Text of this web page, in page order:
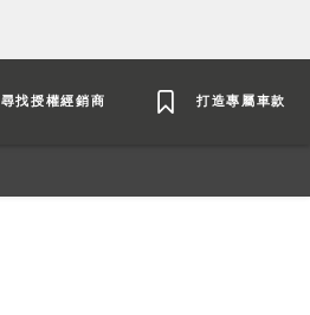
尋找授權經銷商 打造專屬車款